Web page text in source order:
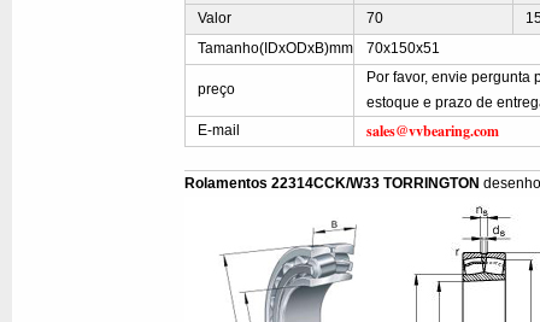
Valor
70
Tamanho(IDxODxB)mm
70x150x51
preço
Por favor, envie pergunta
estoque e prazo de
E-mail
sales@vvbearing.com
Rolamentos 22314CCK/W33 TORRINGTON